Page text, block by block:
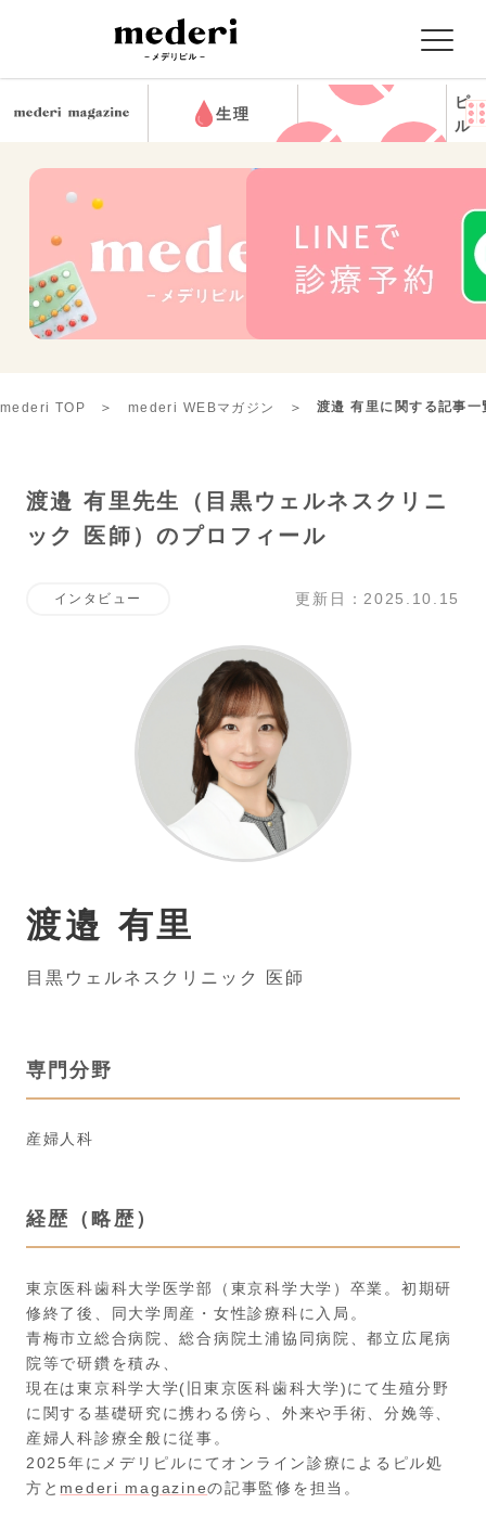
生理
ピ
ル
mederi TOP mederi WEBマガジン 渡邉 有里に関する記事一
渡邉 有里先生（目黒ウェルネスクリニ
ック 医師）のプロフィール
インタビュー 更新日：2025.10.15
渡邉 有里
目黒ウェルネスクリニック 医師
専門分野
産婦人科
経歴（略歴）
東京医科歯科大学医学部（東京科学大学）卒業。初期研
修終了後、同大学周産・女性診療科に入局。
青梅市立総合病院、総合病院土浦協同病院、都立広尾病
院等で研鑽を積み、
現在は東京科学大学(旧東京医科歯科大学)にて生殖分野
に関する基礎研究に携わる傍ら、外来や手術、分娩等、
産婦人科診療全般に従事。
2025年にメデリピルにてオンライン診療によるピル処
方と mederi magazineの記事監修を担当。